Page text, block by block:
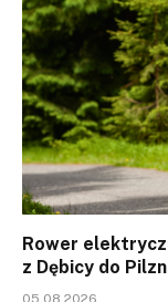
Rower
z Dębicy do